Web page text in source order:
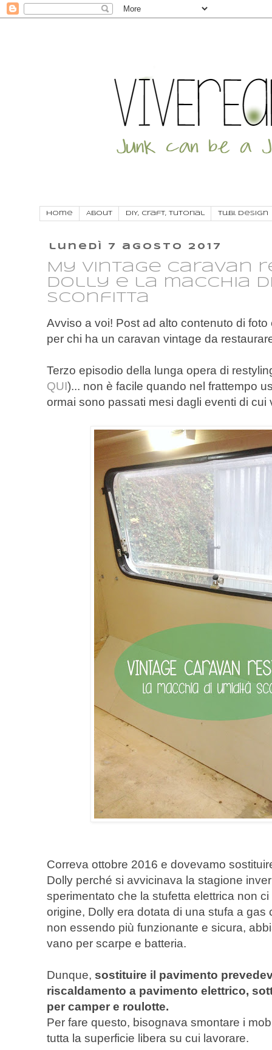
Home About DIY, craft, tutorial Tu.Bi. Design
lunedì 7 agosto 2017
My vintage caravan
Dolly e la macchia
sconfitta
Avviso a voi! Post ad alto contenuto di
per chi ha un caravan vintage da
Terzo episodio della lunga opera di
QUI)... non è facile quando nel frattempo
ormai sono passati mesi dagli eventi di cui
Correva ottobre 2016 e dovevamo
Dolly perché si avvicinava la stagione
sperimentato che la stufetta elettrica non
origine, Dolly era dotata di una stufa a
non essendo più funzionante e sicura,
vano per scarpe e batteria.
Dunque, sostituire il pavimento
riscaldamento a pavimento elettrico,
per camper e roulotte.
Per fare questo, bisognava smontare i
tutta la superficie libera su cui lavorare.